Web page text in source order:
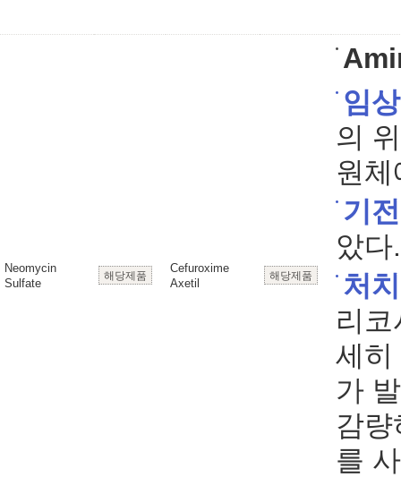
Neomycin
Sulfate
해당제품
Cefuroxime
Axetil
해당제품
임
의
원
기전
았다.
처치
리
세히
가
감
를